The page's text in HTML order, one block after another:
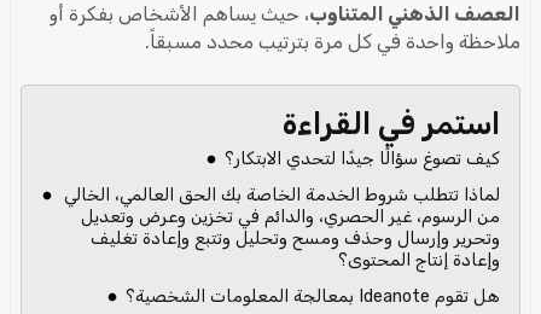
العصف الذهني المتناوب، حيث يساهم الأشخاص بفكرة أو
ملاحظة واحدة في كل مرة بترتيب محدد مسبقاً.
استمر في القراءة
كيف تصوغ سؤالًا جيدًا لتحدي الابتكار؟
لماذا تتطلب شروط الخدمة الخاصة بك الحق العالمي، الخالي
من الرسوم، غير الحصري، والدائم في تخزين وعرض وتعديل
وتحرير وإرسال وحذف ومسح وتحليل وتتبع وإعادة تغليف
وإعادة إنتاج المحتوى؟
هل تقوم Ideanote بمعالجة المعلومات الشخصية؟